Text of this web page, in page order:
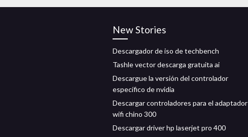
New Stories
Descargador de iso de techbench
Tashle vector descarga gratuita ai
Descargue la versión del controlador
específico de nvidia
Descargar controladores para el adaptador
wifi chino 300
Descargar driver hp laserjet pro 400